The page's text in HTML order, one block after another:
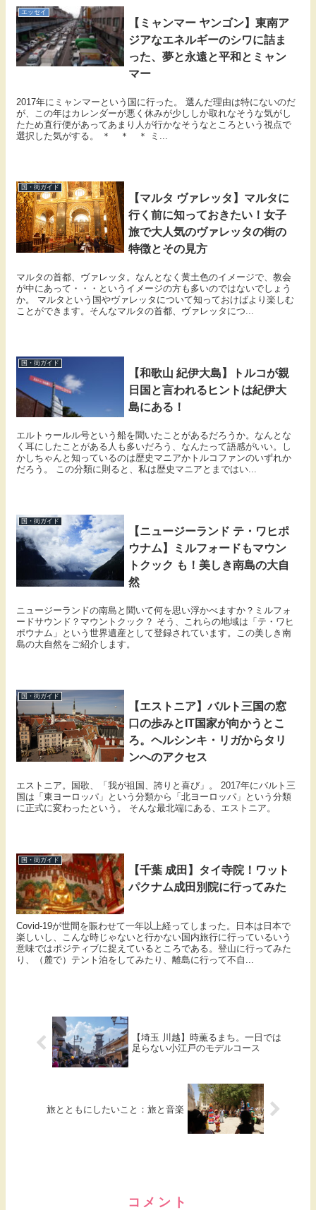
エッセイ
【ミャンマー ヤンゴン】東南ア
ジアなエネルギーのシワに詰ま
った、夢と永遠と平和とミャン
マー
2017年にミャンマーという国に行った。 選んだ理由は特にないのだ
が、この年はカレンダーが悪く休みが少ししか取れなそうな気がし
たため直行便があってあまり人が行かなそうなところという視点で
選択した気がする。 ＊ ＊ ＊ ミ...
国・街ガイド
【マルタ ヴァレッタ】マルタに
行く前に知っておきたい！女子
旅で大人気のヴァレッタの街の
特徴とその見方
マルタの首都、ヴァレッタ。なんとなく黄土色のイメージで、教会
が中にあって・・・というイメージの方も多いのではないでしょう
か。 マルタという国やヴァレッタについて知っておけばより楽しむ
ことができます。そんなマルタの首都、ヴァレッタにつ...
国・街ガイド
【和歌山 紀伊大島】トルコが親
日国と言われるヒントは紀伊大
島にある！
エルトゥールル号という船を聞いたことがあるだろうか。なんとな
く耳にしたことがある人も多いだろう、なんたって語感がいい。し
かしちゃんと知っているのは歴史マニアかトルコファンのいずれか
だろう。 この分類に則ると、私は歴史マニアとまではい...
国・街ガイド
【ニュージーランド テ・ワヒポ
ウナム】ミルフォードもマウン
トクック も！美しき南島の大自
然
ニュージーランドの南島と聞いて何を思い浮かべますか？ミルフォ
ードサウンド？マウントクック？ そう、これらの地域は「テ・ワヒ
ポウナム」という世界遺産として登録されています。この美しき南
島の大自然をご紹介します。
国・街ガイド
【エストニア】バルト三国の窓
口の歩みとIT国家が向かうとこ
ろ。ヘルシンキ・リガからタリ
ンへのアクセス
エストニア。国歌、「我が祖国、誇りと喜び」。 2017年にバルト三
国は「東ヨーロッパ」という分類から「北ヨーロッパ」という分類
に正式に変わったという。 そんな最北端にある、エストニア。
国・街ガイド
【千葉 成田】タイ寺院！ワット
パクナム成田別院に行ってみた
Covid-19が世間を賑わせて一年以上経ってしまった。日本は日本で
楽しいし、こんな時じゃないと行かない国内旅行に行っているいう
意味ではポジティブに捉えているところである。登山に行ってみた
り、（麓で）テント泊をしてみたり、離島に行って不自...
【埼玉 川越】時薫るまち。一日では
足らない小江戸のモデルコース
旅とともにしたいこと：旅と音楽
コメント